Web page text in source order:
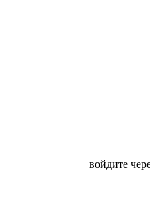
войдите